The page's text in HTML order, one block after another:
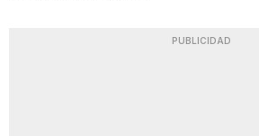
PUBLICIDAD